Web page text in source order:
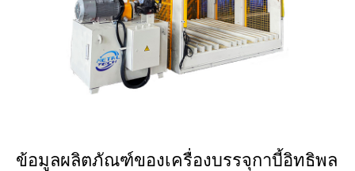
ข้อมูลผลิตภัณฑ์ของเครื่องบรรจุกาบี้อิทธิพล